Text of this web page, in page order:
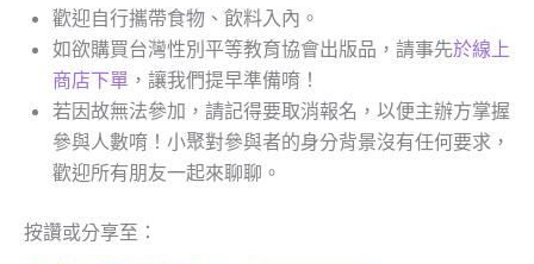
歡迎自行攜帶食物、飲料入內。
如欲購買台灣性別平等教育協會出版品，請事先於線上
商店下單 ，讓我們提早準備唷！
若因故無法參加，請記得要取消報名，以便主辦方掌握
參與人數唷！小聚對參與者的身分背景沒有任何要求，
歡迎所有朋友一起來聊聊。
按讚或分享至：